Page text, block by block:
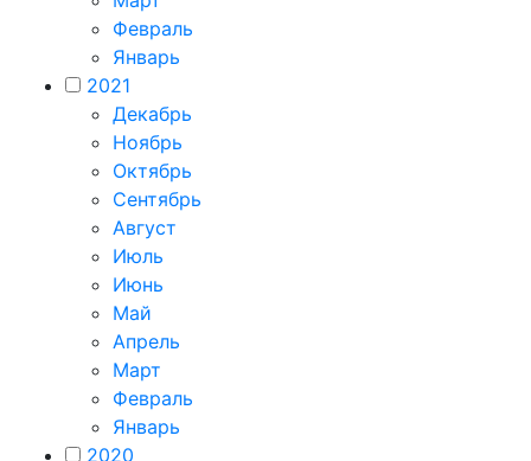
Февраль
Январь
2021
Декабрь
Ноябрь
Октябрь
Сентябрь
Август
Июль
Июнь
Май
Апрель
Март
Февраль
Январь
2020